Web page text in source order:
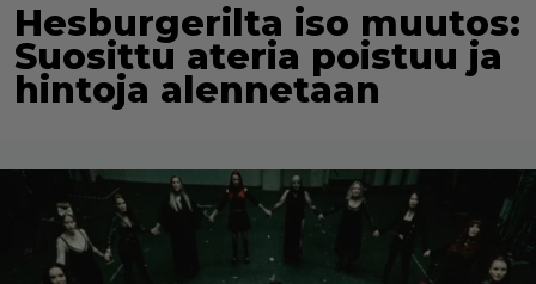
Hesburgerilta iso muutos:
Suosittu ateria poistuu ja
hintoja alennetaan